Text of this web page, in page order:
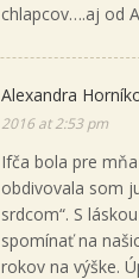
chlapcov….aj od
Alexandra
2016 at 2:53 pm
Ifča bola pre
obdivovala som
srdcom“. S
spomínať na
rokov na výške.